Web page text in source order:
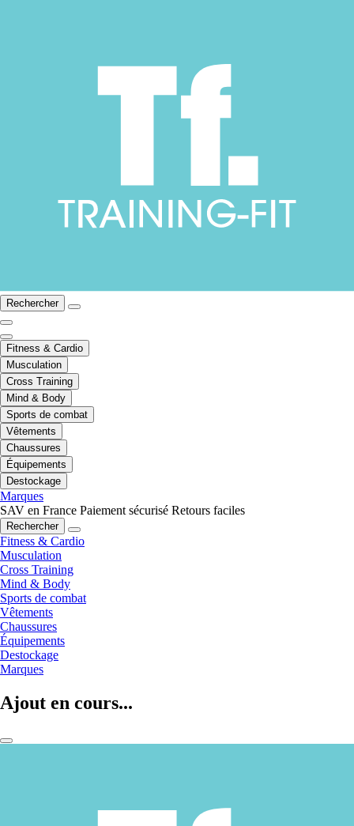
Rechercher
Fitness & Cardio
Musculation
Cross Training
Mind & Body
Sports de combat
Vêtements
Chaussures
Équipements
Destockage
Marques
SAV en France Paiement sécurisé Retours faciles
Rechercher
Fitness & Cardio
Musculation
Cross Training
Mind & Body
Sports de combat
Vêtements
Chaussures
Équipements
Destockage
Marques
Ajout en cours...